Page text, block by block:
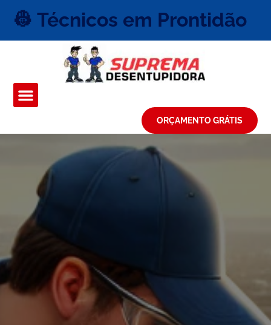
👷 Técnicos em Prontidão
ORÇAMENTO GRÁTIS